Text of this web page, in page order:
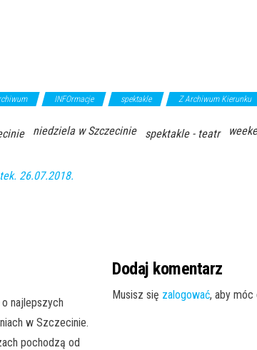
INFOrmacje spektakle Z Archiwum Kierunku
niedziela w Szczecinie spektakle - teatr
26.07.2018.
najlepszych
w Szczecinie.
pochodzą od
Dodaj komentarz
Musisz się zalogować, aby móc